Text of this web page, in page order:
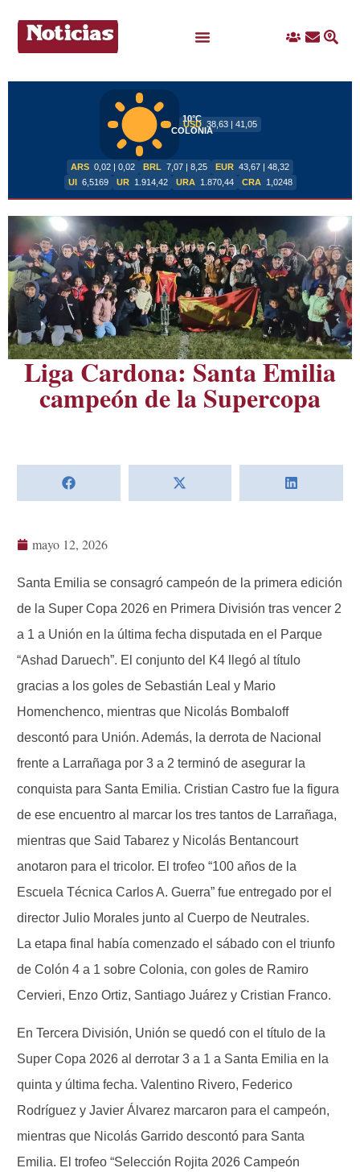
IngresoContacto
10°C
COLONIA
USD 38,63 | 41,05
ARS 0,02 | 0,02 BRL 7,07 | 8,25 EUR 43,67 | 48,32
UI 6,5169 UR 1.914,42 URA 1.870,44 CRA 1,0248
Liga Cardona: Santa Emilia
campeón de la Supercopa
mayo 12, 2026
Santa Emilia se consagró campeón de la primera edición
de la Super Copa 2026 en Primera División tras vencer 2
a 1 a Unión en la última fecha disputada en el Parque
“Ashad Daruech”. El conjunto del K4 llegó al título
gracias a los goles de Sebastián Leal y Mario
Homenchenco, mientras que Nicolás Bombaloff
descontó para Unión. Además, la derrota de Nacional
frente a Larrañaga por 3 a 2 terminó de asegurar la
conquista para Santa Emilia. Cristian Castro fue la figura
de ese encuentro al marcar los tres tantos de Larrañaga,
mientras que Said Tabarez y Nicolás Bentancourt
anotaron para el tricolor. El trofeo “100 años de la
Escuela Técnica Carlos A. Guerra” fue entregado por el
director Julio Morales junto al Cuerpo de Neutrales.
La etapa final había comenzado el sábado con el triunfo
de Colón 4 a 1 sobre Colonia, con goles de Ramiro
Cervieri, Enzo Ortiz, Santiago Juárez y Cristian Franco.
En Tercera División, Unión se quedó con el título de la
Super Copa 2026 al derrotar 3 a 1 a Santa Emilia en la
quinta y última fecha. Valentino Rivero, Federico
Rodríguez y Javier Álvarez marcaron para el campeón,
mientras que Nicolás Garrido descontó para Santa
Emilia. El trofeo “Selección Rojita 2026 Campeón